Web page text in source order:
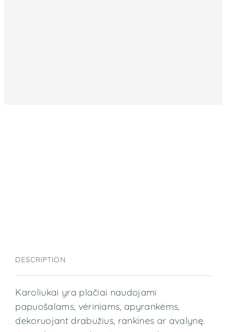
DESCRIPTION
Karoliukai yra plačiai naudojami
papuošalams, vėriniams, apyrankėms,
dekoruojant drabužius, rankines ar avalynę.